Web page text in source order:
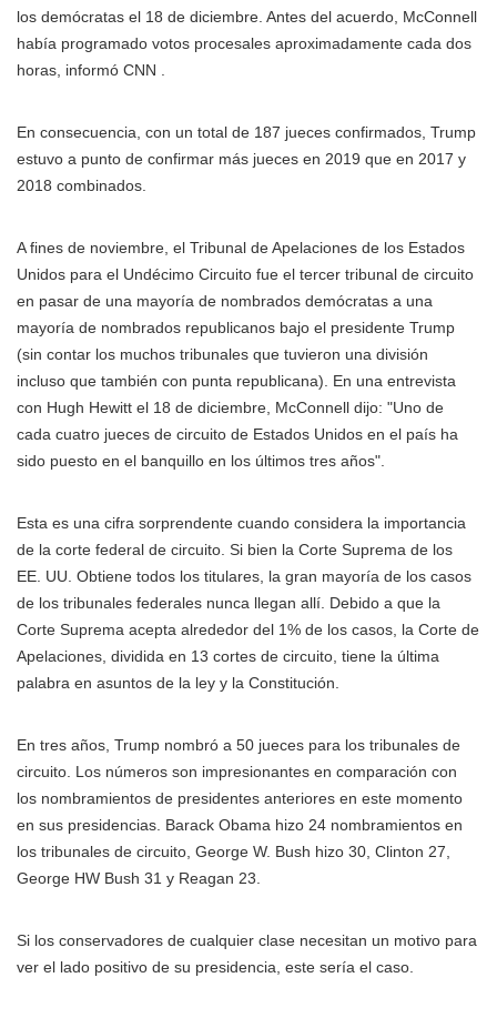
los demócratas el 18 de diciembre. Antes del acuerdo, McConnell
había programado votos procesales aproximadamente cada dos
horas, informó CNN .
En consecuencia, con un total de 187 jueces confirmados, Trump
estuvo a punto de confirmar más jueces en 2019 que en 2017 y
2018 combinados.
A fines de noviembre, el Tribunal de Apelaciones de los Estados
Unidos para el Undécimo Circuito fue el tercer tribunal de circuito
en pasar de una mayoría de nombrados demócratas a una
mayoría de nombrados republicanos bajo el presidente Trump
(sin contar los muchos tribunales que tuvieron una división
incluso que también con punta republicana). En una entrevista
con Hugh Hewitt el 18 de diciembre, McConnell dijo: "Uno de
cada cuatro jueces de circuito de Estados Unidos en el país ha
sido puesto en el banquillo en los últimos tres años".
Esta es una cifra sorprendente cuando considera la importancia
de la corte federal de circuito. Si bien la Corte Suprema de los
EE. UU. Obtiene todos los titulares, la gran mayoría de los casos
de los tribunales federales nunca llegan allí. Debido a que la
Corte Suprema acepta alrededor del 1% de los casos, la Corte de
Apelaciones, dividida en 13 cortes de circuito, tiene la última
palabra en asuntos de la ley y la Constitución.
En tres años, Trump nombró a 50 jueces para los tribunales de
circuito. Los números son impresionantes en comparación con
los nombramientos de presidentes anteriores en este momento
en sus presidencias. Barack Obama hizo 24 nombramientos en
los tribunales de circuito, George W. Bush hizo 30, Clinton 27,
George HW Bush 31 y Reagan 23.
Si los conservadores de cualquier clase necesitan un motivo para
ver el lado positivo de su presidencia, este sería el caso.